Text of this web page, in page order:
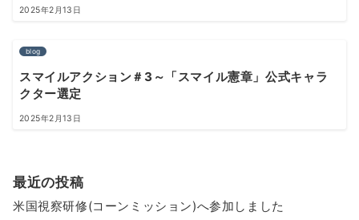
2025年2月13日
blog
スマイルアクション＃3～「スマイル憲章」公式キャラ
クター選定
2025年2月13日
最近の投稿
米国視察研修(コーンミッション)へ参加しました